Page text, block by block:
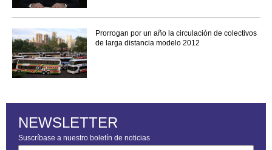
Prorrogan por un año la circulación de colectivos
de larga distancia modelo 2012
NEWSLETTER
Suscríbase a nuestro boletín de noticias